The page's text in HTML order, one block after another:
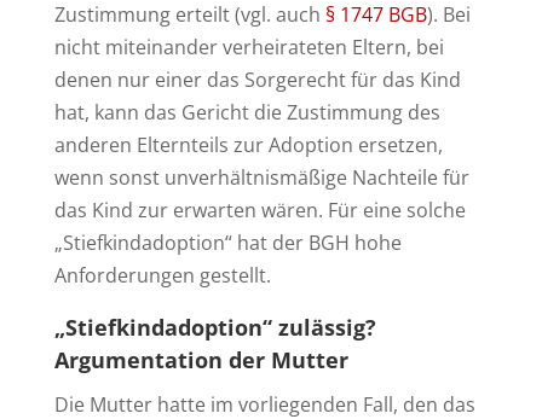
Zustimmung erteilt (vgl. auch § 1747 BGB). Bei
nicht miteinander verheirateten Eltern, bei
denen nur einer das Sorgerecht für das Kind
hat, kann das Gericht die Zustimmung des
anderen Elternteils zur Adoption ersetzen,
wenn sonst unverhältnismäßige Nachteile für
das Kind zur erwarten wären. Für eine solche
„Stiefkindadoption“ hat der BGH hohe
Anforderungen gestellt.
„Stiefkindadoption“ zulässig?
Argumentation der Mutter
Die Mutter hatte im vorliegenden Fall, den das